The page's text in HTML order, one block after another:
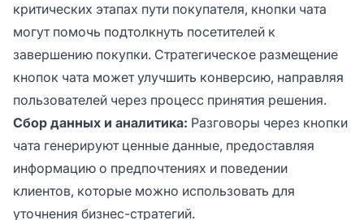
критических этапах пути покупателя, кнопки чата
могут помочь подтолкнуть посетителей к
завершению покупки. Стратегическое размещение
кнопок чата может улучшить конверсию, направляя
пользователей через процесс принятия решения.
Сбор данных и аналитика: Разговоры через кнопки
чата генерируют ценные данные, предоставляя
информацию о предпочтениях и поведении
клиентов, которые можно использовать для
уточнения бизнес-стратегий.